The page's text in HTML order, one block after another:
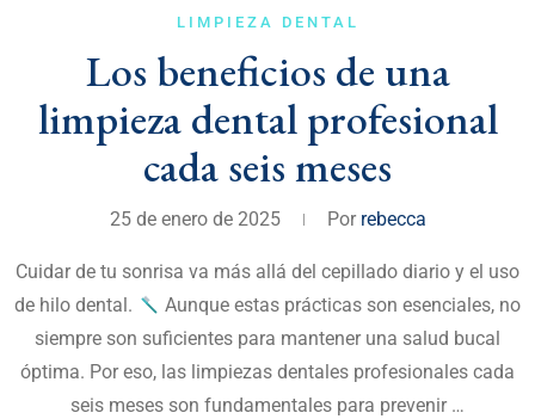
LIMPIEZA DENTAL
Los beneficios de una
limpieza dental profesional
cada seis meses
25 de enero de 2025 Por rebecca
Cuidar de tu sonrisa va más allá del cepillado diario y el uso
de hilo dental.
Aunque estas prácticas son esenciales, no
siempre son suficientes para mantener una salud bucal
óptima. Por eso, las limpiezas dentales profesionales cada
seis meses son fundamentales para prevenir …